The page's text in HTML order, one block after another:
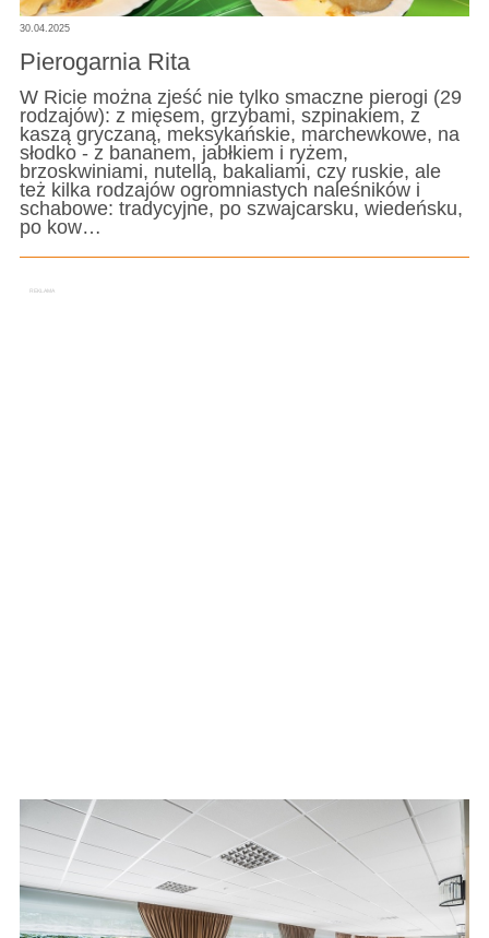
30.04.2025
Pierogarnia Rita
W Ricie można zjeść nie tylko smaczne pierogi (29
rodzajów): z mięsem, grzybami, szpinakiem, z
kaszą gryczaną, meksykańskie, marchewkowe, na
słodko - z bananem, jabłkiem i ryżem,
brzoskwiniami, nutellą, bakaliami, czy ruskie, ale
też kilka rodzajów ogromniastych naleśników i
schabowe: tradycyjne, po szwajcarsku, wiedeńsku,
po kow…